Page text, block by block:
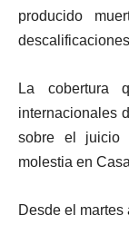
producido
La cobertura
internacionales
sobre el juicio
molestia en
Desde el